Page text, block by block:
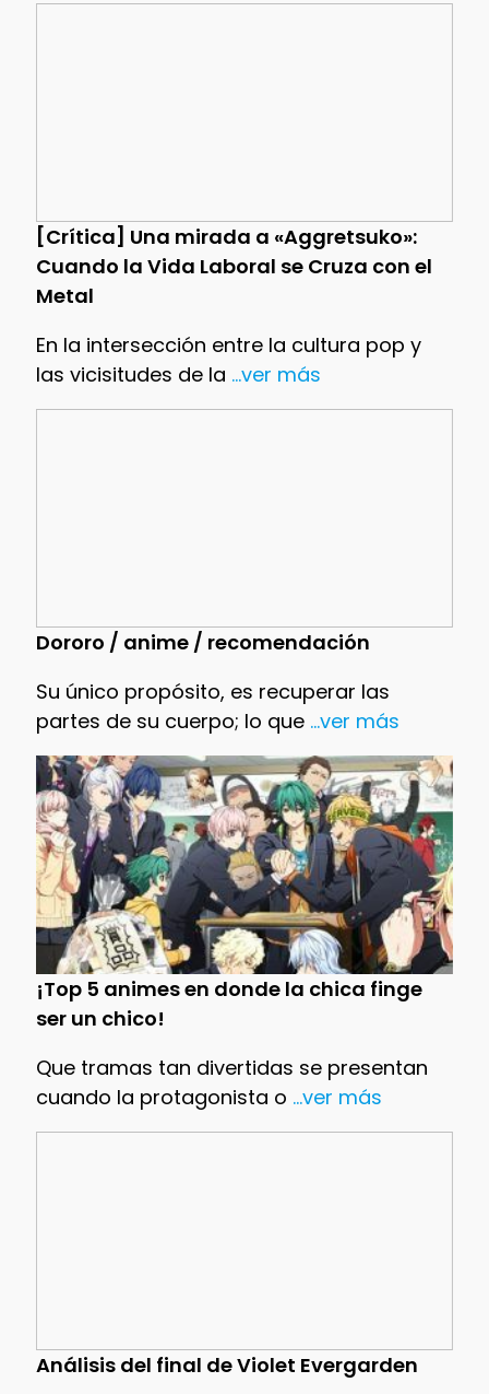
[Crítica] Una mirada a «Aggretsuko»:
Cuando la Vida Laboral se Cruza con el
Metal
En la intersección entre la cultura pop y
las vicisitudes de la ...ver más
Dororo / anime / recomendación
Su único propósito, es recuperar las
partes de su cuerpo; lo que...ver más
¡Top 5 animes en donde la chica finge
ser un chico!
Que tramas tan divertidas se presentan
cuando la protagonista o ...ver más
Análisis del final de Violet Evergarden